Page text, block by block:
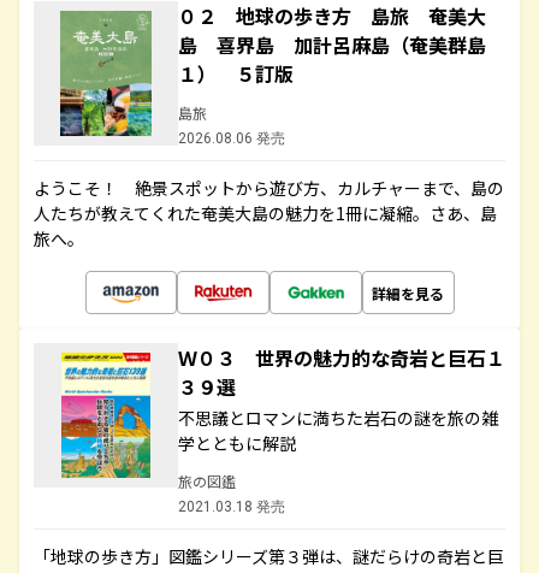
０２ 地球の歩き方 島旅 奄美大
島 喜界島 加計呂麻島（奄美群島
１） ５訂版
島旅
2026.08.06 発売
ようこそ！ 絶景スポットから遊び方、カルチャーまで、島の
人たちが教えてくれた奄美大島の魅力を1冊に凝縮。さあ、島
旅へ。
詳細を見る
Ｗ０３ 世界の魅力的な奇岩と巨石１
３９選
不思議とロマンに満ちた岩石の謎を旅の雑
学とともに解説
旅の図鑑
2021.03.18 発売
「地球の歩き方」図鑑シリーズ第３弾は、謎だらけの奇岩と巨